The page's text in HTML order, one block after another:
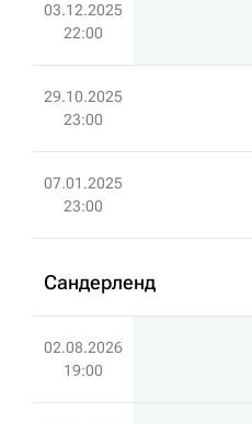
03.12.2025
22:00
29.10.2025
23:00
07.01.2025
23:00
Сандерленд
02.08.2026
19:00